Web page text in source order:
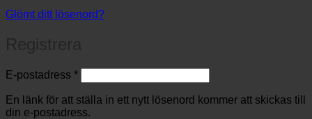
Glömt ditt lösenord?
E-postadress *Obligatoriskt
En länk för att ställa in ett nytt lösenord kommer att skickas till
din e-postadress.